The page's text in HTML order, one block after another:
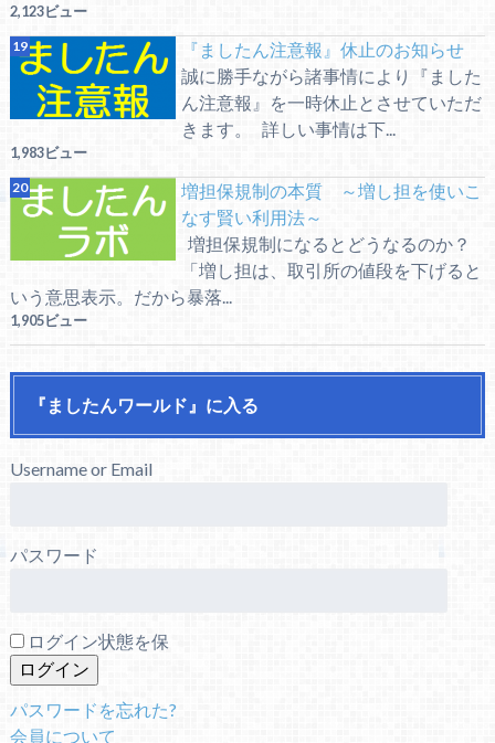
2,123ビュー
『ましたん注意報』休止のお知らせ
誠に勝手ながら諸事情により『ました
ん注意報』を一時休止とさせていただ
きます。 詳しい事情は下...
1,983ビュー
増担保規制の本質 ～増し担を使いこ
なす賢い利用法～
増担保規制になるとどうなるのか？
「増し担は、取引所の値段を下げると
いう意思表示。だから暴落...
1,905ビュー
『ましたんワールド』に入る
Username or Email
パスワード
ログイン状態を保
パスワードを忘れた?
会員について